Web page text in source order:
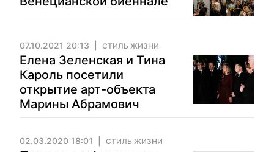
07.10.2021 20:13 СТИЛЬ ЖИЗНИ
Елена Зеленская и Тина
Кароль посетили
открытие арт-объекта
Марины Абрамович
02.03.2020 18:01 СТИЛЬ ЖИЗНИ